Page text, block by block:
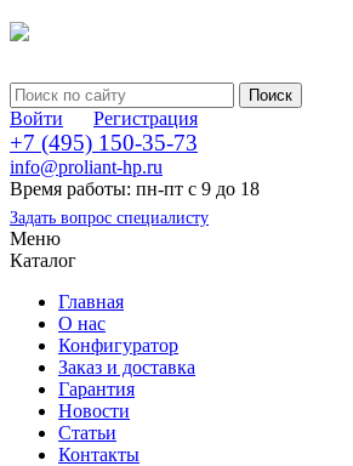
Войти Регистрация
+7 (495) 150-35-73
info@proliant-hp.ru
Время работы: пн-пт с 9 до 18
Задать вопрос специалисту
Меню
Каталог
Главная
О нас
Конфигуратор
Заказ и доставка
Гарантия
Новости
Статьи
Контакты